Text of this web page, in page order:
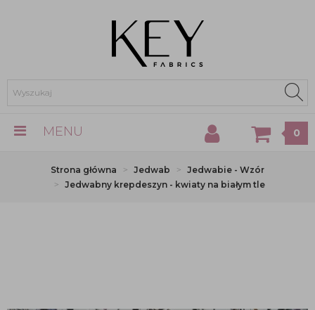
MENU 0
Strona główna Jedwab
Jedwabie - Wzór
Jedwabny krepdeszyn - kwiaty na białym tle